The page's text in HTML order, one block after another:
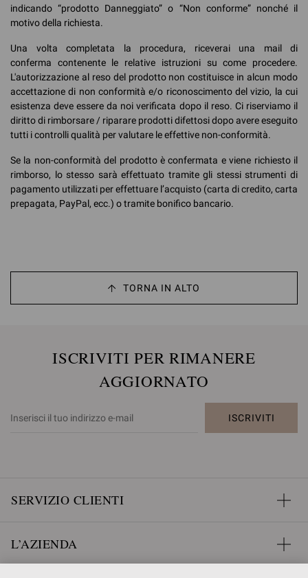
indicando “prodotto Danneggiato” o “Non conforme” nonché il
motivo della richiesta.
Una volta completata la procedura, riceverai una mail di
conferma contenente le relative istruzioni su come procedere.
L'autorizzazione al reso del prodotto non costituisce in alcun modo
accettazione di non conformità e/o riconoscimento del vizio, la cui
esistenza deve essere da noi verificata dopo il reso. Ci riserviamo il
diritto di rimborsare / riparare prodotti difettosi dopo avere eseguito
tutti i controlli qualità per valutare le effettive non-conformità.
Se la non-conformità del prodotto è confermata e viene richiesto il
rimborso, lo stesso sarà effettuato tramite gli stessi strumenti di
pagamento utilizzati per effettuare l’acquisto (carta di credito, carta
prepagata, PayPal, ecc.) o tramite bonifico bancario.
TORNA IN ALTO
ISCRIVITI PER RIMANERE
AGGIORNATO
ISCRIVITI
SERVIZIO CLIENTI
L’AZIENDA